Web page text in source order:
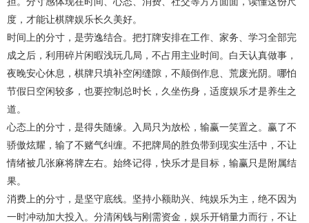
度，才能让棋牌娱乐长久美好。
时间上的分寸，是劳逸结合。把打牌安排在工作、家务、学习全部完
成之后，利用碎片闲暇浅玩几局，不占用主业时间。白天认真做事，
夜晚安心休息，棋牌只填补空闲缝隙，不颠倒作息、荒废光阴。哪怕
节假日空闲较多，也要控制总时长，久坐伤身，适度娱乐才是养生之
道。
心态上的分寸，是得失随缘。入局只为放松，输赢一笑置之。赢了不
骄傲炫耀，输了不赌气纠缠。不把牌局的胜负带到现实生活中，不让
情绪被几张麻将牌左右。始终记得，快乐才是目标，输赢只是附属结
果。
消费上的分寸，是坚守底线。坚持小额助兴、纯娱乐为主，绝不因为
一时冲动加大投入。分清闲钱与刚需资金，娱乐开销量力而行，不让